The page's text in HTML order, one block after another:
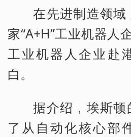
在先进制造领
家“A+H”工业机器人
工业机器人企业赴
白。
据介绍，埃斯
了从自动化核心部